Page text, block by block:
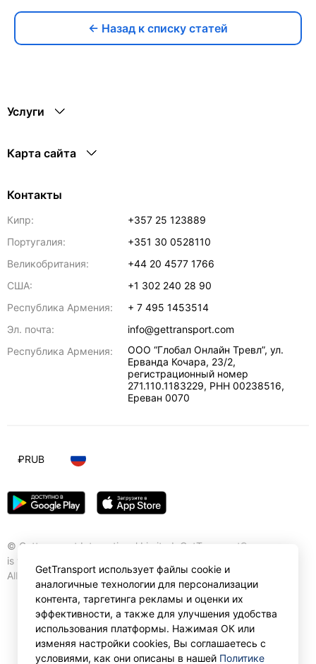
← Назад к списку статей
Услуги
Карта сайта
Контакты
Кипр:
+357 25 123889
Португалия:
+351 30 0528110
Великобритания:
+44 20 4577 1766
США:
+1 302 240 28 90
Республика Армения:
+ 7 495 1453514
Эл. почта:
info@gettransport.com
Республика Армения:
ООО “Глобал Онлайн Тревл”, ул.
Ерванда Кочара, 23/2,
регистрационный номер
271.110.1183229, РНН 00238516,
Ереван 0070
© Gettransport International Limited. GetTransport®
is trademark of Gettransport International Limited.
All rights reserved.
₽RUB
GetTransport использует файлы cookie и
аналогичные технологии для персонализации
контента, таргетинга рекламы и оценки их
эффективности, а также для улучшения удобства
использования платформы. Нажимая ОК или
изменяя настройки cookies, Вы соглашаетесь с
условиями, как они описаны в нашей Политике